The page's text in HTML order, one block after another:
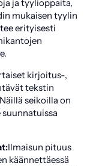
ja tyylioppaita,
mukaisen tyylin
erityisesti
kirjoitus-,
tekstin
seikoilla on
Ilmaisun pituus
käännettäessä